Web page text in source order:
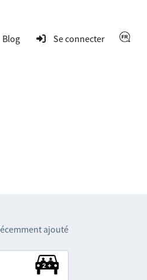
Blog Se connecter
ajouté